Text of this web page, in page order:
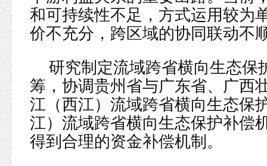
和可持续性不足，方式运用较为
价不充分，跨区域的协同联动不
研究制定流域跨省横向生态保
筹，协调贵州省与广东省、广西
江（西江）流域跨省横向生态保
江）流域跨省横向生态保护补偿
得到合理的资金补偿机制。